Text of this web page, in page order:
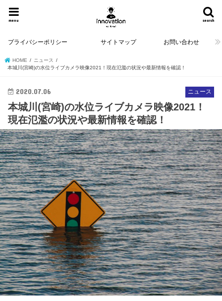
search
menu
プライバシーポリシー サイトマップ お問い合わせ
HOME
ニュース
本城川(宮崎)の水位ライブカメラ映像2021！現在氾濫の状況や最新情報を確認！
ニュース
2020.07.06
本城川(宮崎)の水位ライブカメラ映像2021！
現在氾濫の状況や最新情報を確認！